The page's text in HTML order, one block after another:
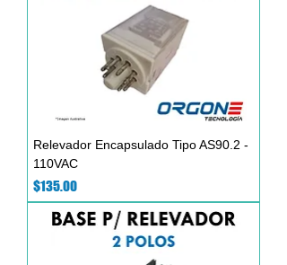
Relevador Encapsulado Tipo AS90.2 -
110VAC
Precio
$135.00